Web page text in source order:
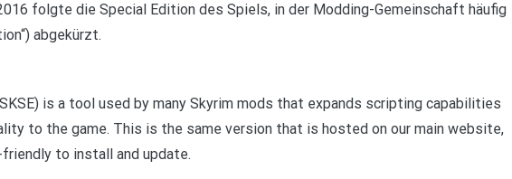
folgte die Special Edition des Spiels, in der Modding-Gemeinschaft häufig
abgekürzt.
is a tool used by many Skyrim mods that expands scripting capabilities
to the game. This is the same version that is hosted on our main website,
to install and update.